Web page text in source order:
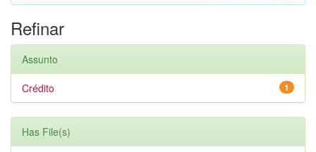
Refinar
Assunto
1
Crédito
Has File(s)